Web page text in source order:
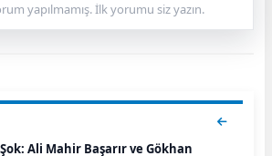
yapılmamış. İlk yorumu siz yazın.
Ali Mahir Başarır ve Gökhan